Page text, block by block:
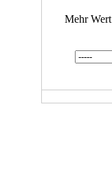
Mehr Wert